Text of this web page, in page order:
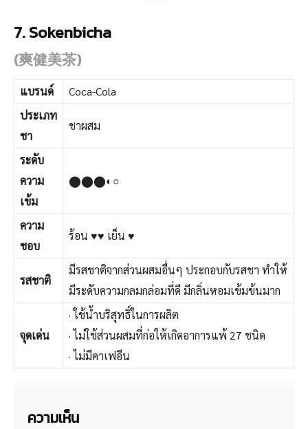
7. Sokenbicha
(爽健美茶)
แบรนด์
Coca-Cola
ประเภท
ชา
ชาผสม
ระดับ
ความ
เข้ม
⬤⬤⬤◐○
ความ
ชอบ
ร้อน ♥♥ เย็น ♥
รสชาติ
มีรสชาติจากส่วนผสมอื่นๆ ประกอบกับรสชา ทำให้
มีระดับความกลมกล่อมที่ดี มีกลิ่นหอมเข้มข้นมาก
จุดเด่น
· ใช้น้ำบริสุทธิ์ในการผลิต
· ไม่ใช้ส่วนผสมที่ก่อให้เกิดอาการแพ้ 27 ชนิด
· ไม่มีคาเฟอีน
ความเห็น